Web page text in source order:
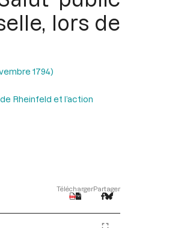
lors de
1794)
Rheinfeld et l’action
TéléchargerPartager